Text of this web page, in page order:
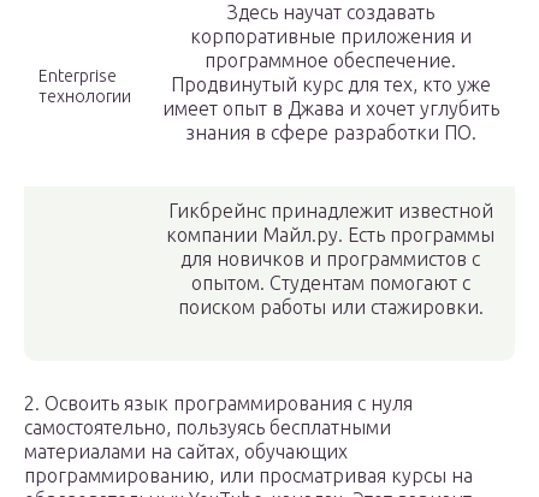
Enterprise
технологии
Здесь научат создавать
корпоративные приложения и
программное обеспечение.
Продвинутый курс для тех, кто уже
имеет опыт в Джава и хочет углубить
знания в сфере разработки ПО.
Гикбрейнс принадлежит известной
компании Майл.ру. Есть программы
для новичков и программистов с
опытом. Студентам помогают с
поиском работы или стажировки.
2. Освоить язык программирования с нуля
самостоятельно, пользуясь бесплатными
материалами на сайтах, обучающих
программированию, или просматривая курсы на